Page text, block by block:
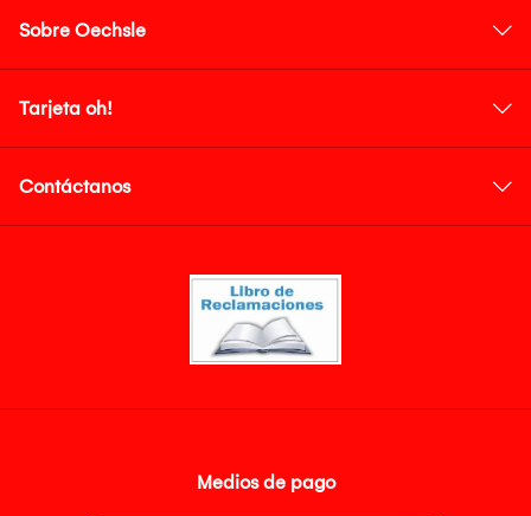
Sobre Oechsle
Tarjeta oh!
Contáctanos
Medios de pago